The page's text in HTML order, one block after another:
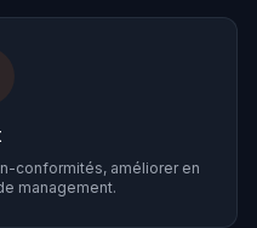
conformités, améliorer en
management.